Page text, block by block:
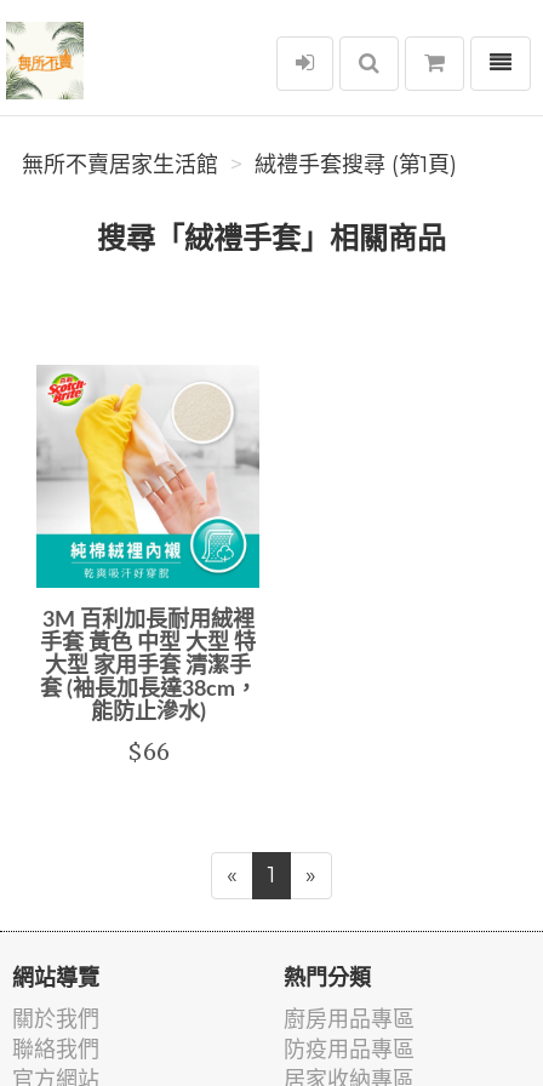
無所不賣居家生活館
選單
無所不賣居家生活館 絨禮手套搜尋 (第1頁)
搜尋「絨禮手套」相關商品
3M 百利加長耐用絨裡
手套 黃色 中型 大型 特
大型 家用手套 清潔手
套 (袖長加長達38cm，
能防止滲水)
$66
« 1 »
網站導覽
關於我們
聯絡我們
官方網站
熱門分類
廚房用品專區
防疫用品專區
居家收納專區